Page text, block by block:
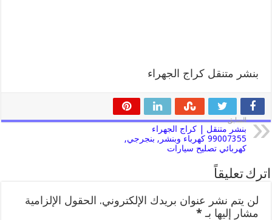
بنشر متنقل كراج الجهراء
السابق
بنشر متنقل | كراج الجهراء
99007355 كهرباء وبنشر, بنجرجي,
كهربائي تصليح سيارات
اترك تعليقاً
لن يتم نشر عنوان بريدك الإلكتروني. الحقول الإلزامية
مشار إليها بـ*